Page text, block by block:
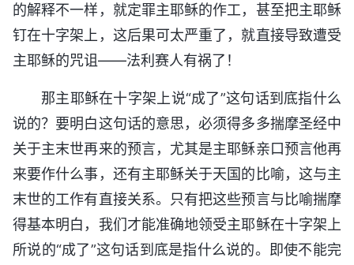
的解释不一样，就定罪主耶稣的作工，甚至把主耶稣
钉在十字架上，这后果可太严重了，就直接导致遭受
主耶稣的咒诅——法利赛人有祸了！
那主耶稣在十字架上说“成了”这句话到底指什么
说的？要明白这句话的意思，必须得多多揣摩圣经中
关于主末世再来的预言，尤其是主耶稣亲口预言他再
来要作什么事，还有主耶稣关于天国的比喻，这与主
末世的工作有直接关系。只有把这些预言与比喻揣摩
得基本明白，我们才能准确地领受主耶稣在十字架上
所说的“成了”这句话到底是指什么说的。即使不能完